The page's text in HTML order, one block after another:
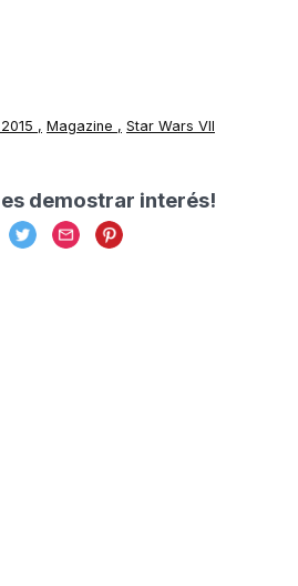
Magazine Star Wars VII
demostrar interés!